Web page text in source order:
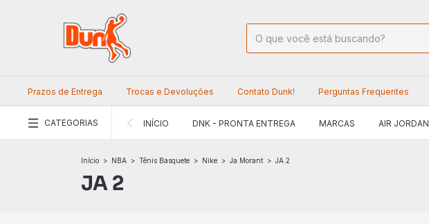
Prazos de Entrega Trocas e Devoluções Contato Dunk! Perguntas Frequentes
CATEGORIAS INÍCIO DNK - PRONTA ENTREGA MARCAS AIR JORDAN
Início > NBA > Tênis Basquete > Nike > Ja Morant > JA 2
JA 2